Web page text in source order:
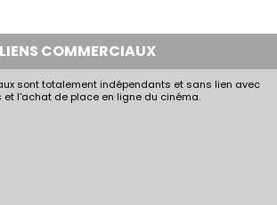
LIENS COMMERCIAUX
sont totalement indépendants et sans lien avec
et l'achat de place en ligne du cinéma.